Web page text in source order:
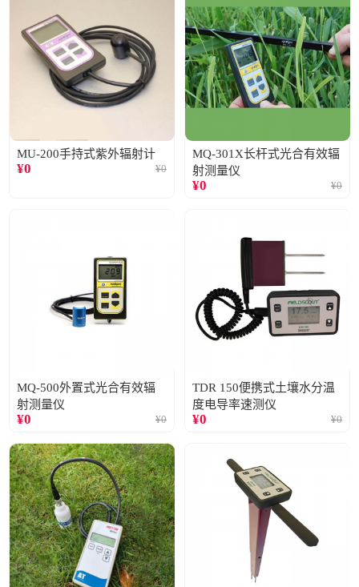
MU-200手持式紫外辐射计
¥0 ¥0
MQ-301X长杆式光合有效辐
射测量仪
¥0 ¥0
MQ-500外置式光合有效辐
射测量仪
¥0 ¥0
TDR 150便携式土壤水分温
度电导率速测仪
¥0 ¥0